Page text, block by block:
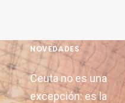
NOVEDADES
Ceuta no es una
excepción: es la